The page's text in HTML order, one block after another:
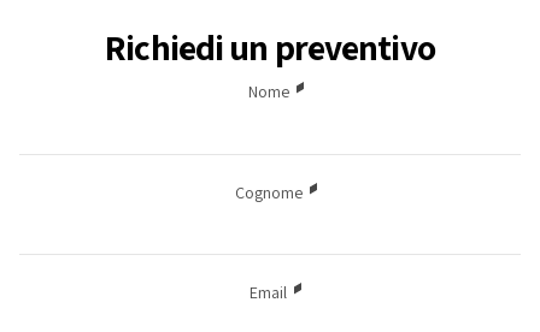
Richiedi un preventivo
Nome
Cognome
Email